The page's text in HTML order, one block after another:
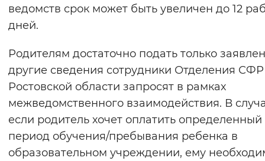
ведомств срок может быть увеличен до 12
дней.
Родителям достаточно подать только
другие сведения сотрудники Отделения
Ростовской области запросят в рамках
межведомственного взаимодействия. В
если родитель хочет оплатить определенный
период обучения/пребывания ребенка в
образовательном учреждении, ему